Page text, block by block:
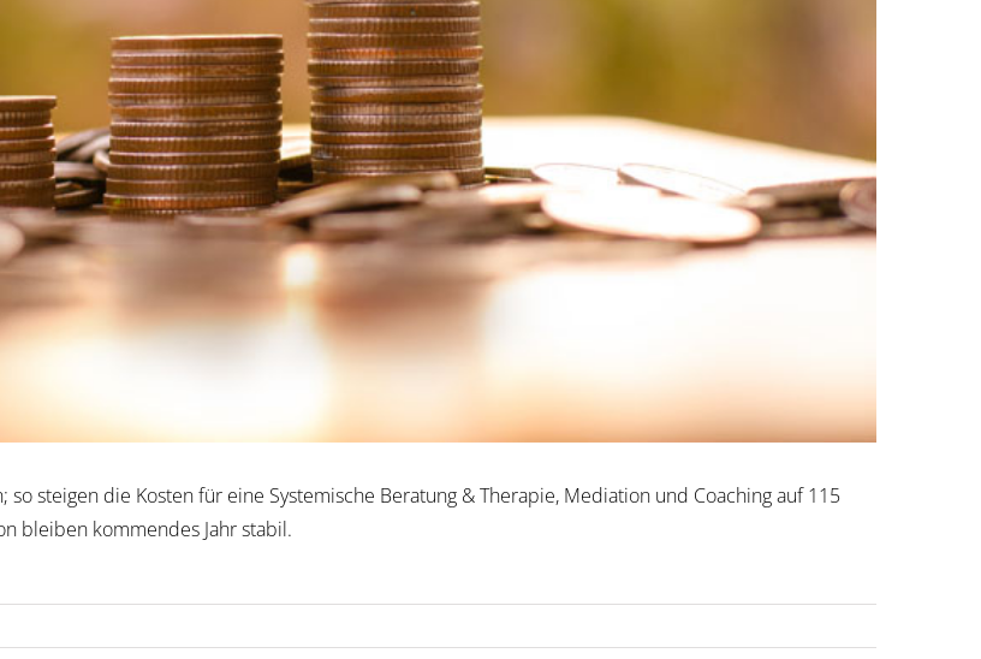
steigen die Kosten für eine Systemische Beratung & Therapie, Mediation und Coaching auf 115
bleiben kommendes Jahr stabil.